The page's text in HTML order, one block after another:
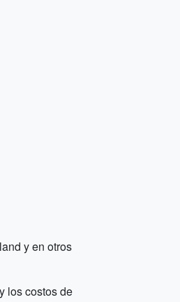
y en otros
los costos de